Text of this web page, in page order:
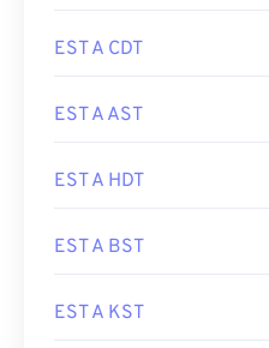
EST A CDT
EST A AST
EST A HDT
EST A BST
EST A KST